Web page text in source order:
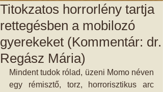
Titokzatos horrorlény tartja
rettegésben a mobilozó
gyerekeket (Kommentár: dr.
Regász Mária)
Mindent tudok rólad, üzeni Momo néven
egy rémisztő, torz, horrorisztikus arc